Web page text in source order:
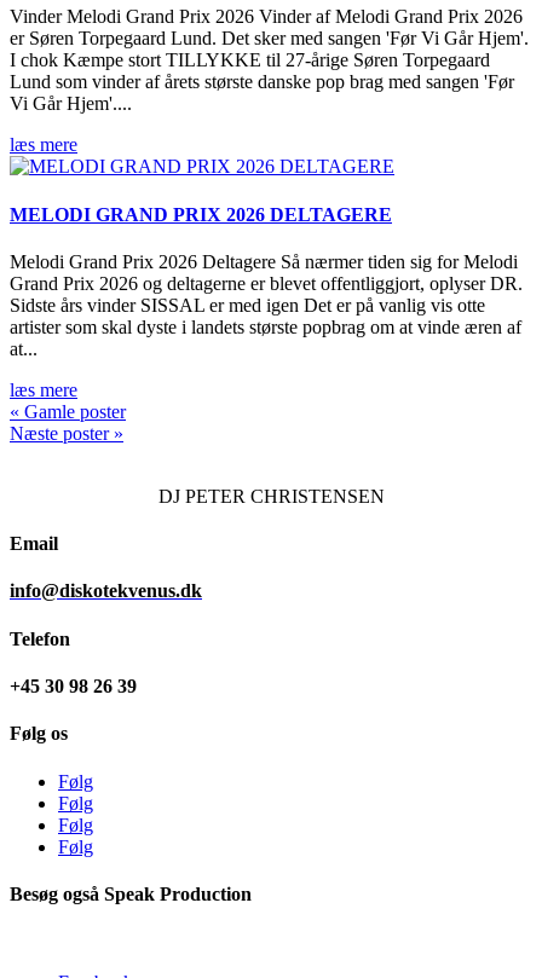
Vinder Melodi Grand Prix 2026 Vinder af Melodi Grand Prix 2026
er Søren Torpegaard Lund. Det sker med sangen 'Før Vi Går Hjem'.
I chok Kæmpe stort TILLYKKE til 27-årige Søren Torpegaard
Lund som vinder af årets største danske pop brag med sangen 'Før
Vi Går Hjem'....
læs mere
MELODI GRAND PRIX 2026 DELTAGERE
Melodi Grand Prix 2026 Deltagere Så nærmer tiden sig for Melodi
Grand Prix 2026 og deltagerne er blevet offentliggjort, oplyser DR.
Sidste års vinder SISSAL er med igen Det er på vanlig vis otte
artister som skal dyste i landets største popbrag om at vinde æren af
at...
læs mere
« Gamle poster
Næste poster »
DJPETER CHRISTENSEN
Email
info@diskotekvenus.dk
Telefon
+45 30 98 26 39
Følg os
Følg
Følg
Følg
Følg
Besøg også Speak Production